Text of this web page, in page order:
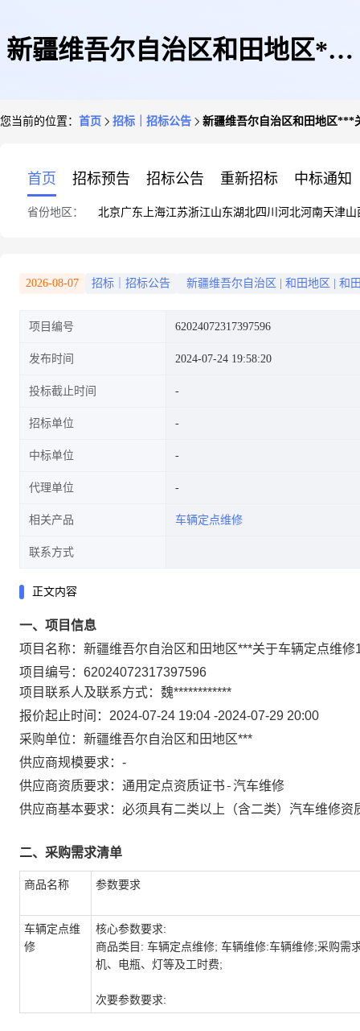
新疆维吾尔自治区和田地区***
您当前的位置： 首页 招标｜招标公告 新疆维吾尔自治区和田地区***
首页 招标预告 招标公告 重新招标 中标通知
省份地区： 北京广东 上海江苏浙江山东湖北四川 河北河南天津山
2026-08-07 招标｜招标公告 新疆维吾尔自治区 和田地区 和
项目编号 62024072317397596
发布时间 2024-07-24 19:58:20
投标截止时间
招标单位
中标单位
代理单位
相关产品 车辆定点维修
联系方式
正文内容
一、项目信息
项目名称： 新疆维吾尔自治区和田地区***关于车辆定点维修
项目编号： 62024072317397596
项目联系人及联系方式： 魏************
报价起止时间： 2024-07-24 19:04 -2024-07-29 20:00
采购单位： 新疆维吾尔自治区和田地区***
供应商规模要求： -
供应商资质要求： 通用定点资质证书-汽车维修
供应商基本要求：必须具有二类以上（含二类）汽车维修资
二、采购需求清单
商品名称 参数要求
车辆定点维
修
核心参数要求:
商品类目: 车辆定点维修; 车辆维修:车辆维修;采购需
机、电瓶、灯等及工时费;
次要参数要求: